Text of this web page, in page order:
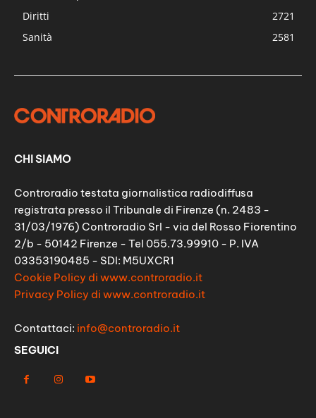
Diritti
2721
Sanità
2581
CHI SIAMO
Controradio testata giornalistica radiodiffusa
registrata presso il Tribunale di Firenze (n. 2483 -
31/03/1976) Controradio Srl - via del Rosso Fiorentino
2/b - 50142 Firenze - Tel 055.73.99910 - P. IVA
03353190485 - SDI: M5UXCR1
Cookie Policy di www.controradio.it
Privacy Policy di www.controradio.it
Contattaci: info@controradio.it
SEGUICI